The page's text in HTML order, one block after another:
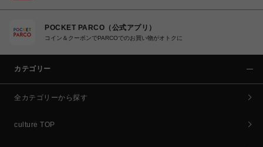
POCKET PARCO（公式アプリ）
コイン＆クーポンでPARCOでのお買い物がオトクに
カテゴリー
全カテゴリーから探す
culture TOP